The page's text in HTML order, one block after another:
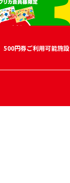
500円券ご利用可能施設